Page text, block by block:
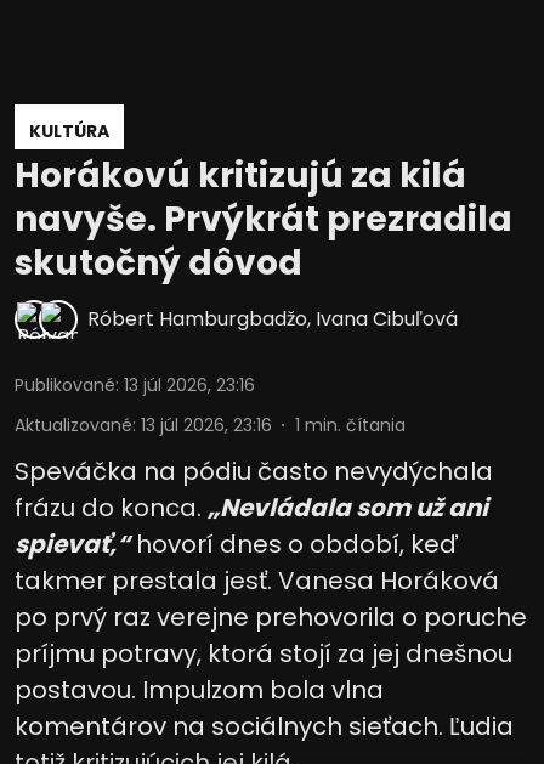
KULTÚRA
Horákovú kritizujú za kilá
navyše. Prvýkrát prezradila
skutočný dôvod
Róbert Hamburgbadžo, Ivana Cibuľová
Publikované: 13 júl 2026, 23:16
Aktualizované: 13 júl 2026, 23:16 1 min. čítania
Speváčka na pódiu často nevydýchala
frázu do konca. „Nevládala som už ani
spievať,“hovorí dnes o období, keď
takmer prestala jesť. Vanesa Horáková
po prvý raz verejne prehovorila o poruche
príjmu potravy, ktorá stojí za jej dnešnou
postavou. Impulzom bola vlna
komentárov na sociálnych sieťach. Ľudia